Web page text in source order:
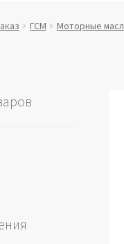
Мой аккаунт Политика
ГСМ Моторные